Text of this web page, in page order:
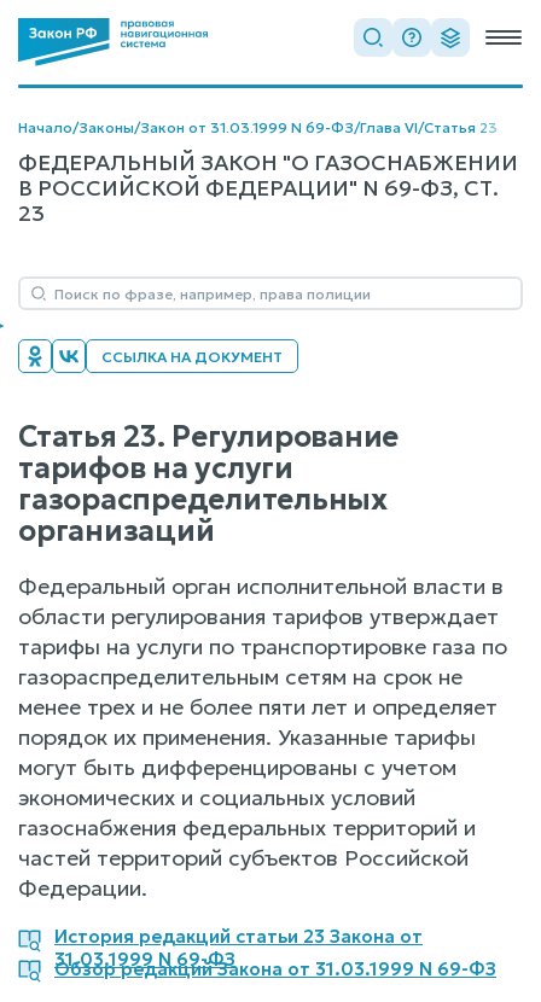
Начало/Законы/Закон от 31.03.1999 N 69-ФЗ/Глава VI/Статья 23
ФЕДЕРАЛЬНЫЙ ЗАКОН "О ГАЗОСНАБЖЕНИИ
В РОССИЙСКОЙ ФЕДЕРАЦИИ" N 69-ФЗ, СТ.
23
ССЫЛКА НА ДОКУМЕНТ
Статья 23. Регулирование
тарифов на услуги
газораспределительных
организаций
Федеральный орган исполнительной власти в
области регулирования тарифов утверждает
тарифы на услуги по транспортировке газа по
газораспределительным сетям на срок не
менее трех и не более пяти лет и определяет
порядок их применения. Указанные тарифы
могут быть дифференцированы с учетом
экономических и социальных условий
газоснабжения федеральных территорий и
частей территорий субъектов Российской
Федерации.
История редакций статьи 23 Закона от
31.03.1999 N 69-ФЗ
Обзор редакций Закона от 31.03.1999 N 69-ФЗ